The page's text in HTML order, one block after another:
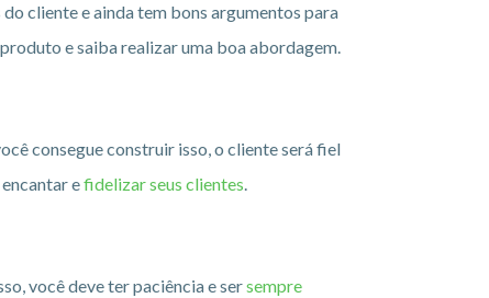
cliente e ainda tem bons argumentos para
e saiba realizar uma boa abordagem.
consegue construir isso, o cliente será fiel
efidelizar seus clientes.
você deve ter paciência e sersempre